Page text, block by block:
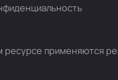
применяются